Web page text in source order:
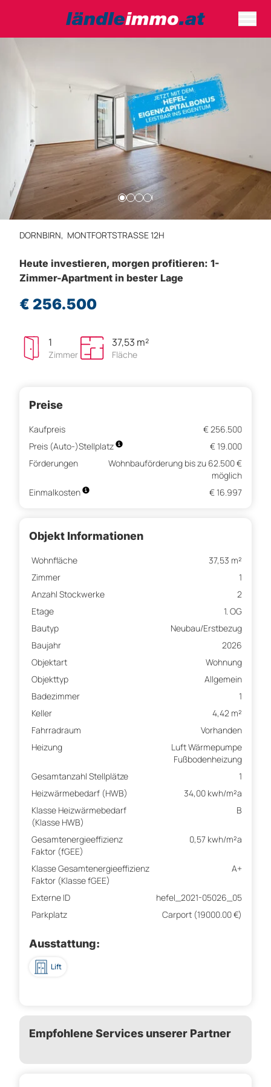
DORNBIRN, MONTFORTSTRASSE 12H
Heute investieren, morgen profitieren: 1-
Zimmer-Apartment in bester Lage
€ 256.500
1
Zimmer
37,53 m²
Fläche
Preise
Kaufpreis
€ 256.500
Preis (Auto-)Stellplatz
€ 19.000
Förderungen
Wohnbauförderung bis zu 62.500 €
möglich
Einmalkosten
€ 16.997
Objekt Informationen
Wohnfläche
37,53 m²
Zimmer
1
Anzahl Stockwerke
2
Etage
1. OG
Bautyp
Neubau/Erstbezug
Baujahr
2026
Objektart
Wohnung
Objekttyp
Allgemein
Badezimmer
1
Keller
4,42 m²
Fahrradraum
Vorhanden
Heizung
Luft Wärmepumpe
Fußbodenheizung
Gesamtanzahl Stellplätze
1
Heizwärmebedarf (HWB)
34,00 kwh/m²a
Klasse Heizwärmebedarf
(Klasse HWB)
B
Gesamtenergieeffizienz
Faktor (fGEE)
0,57 kwh/m²a
Klasse Gesamtenergieeffizienz
Faktor (Klasse fGEE)
A+
Externe ID
hefel_2021-05026_05
Parkplatz
Carport (19000.00 €)
Ausstattung:
Lift
Empfohlene Services unserer Partner